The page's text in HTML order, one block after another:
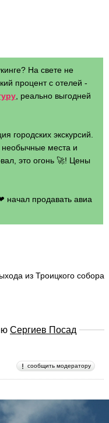
На свете не
процент с отелей -
, реально выгодней
городских экскурсий.
места и
это огонь 🚀! Цены
начал продавать авиа
из Троицкого собора
Сергиев Посад
сообщить модератору